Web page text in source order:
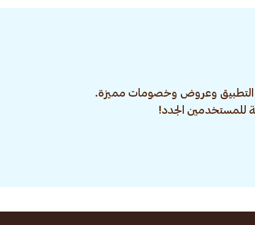
التطبيق وعروض وخصومات مميزة.
للمستخدمين الجدد!